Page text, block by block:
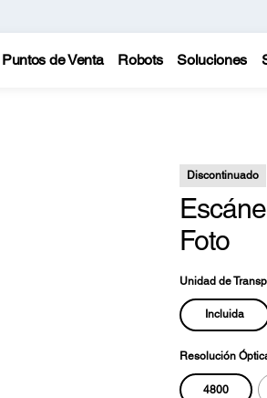
Puntos de Venta Robots Soluciones
Discontinuado
Foto
Unidad de
Incluida
Resolución
4800